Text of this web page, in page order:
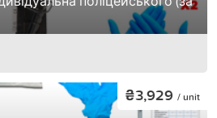
₴3,929 / unit